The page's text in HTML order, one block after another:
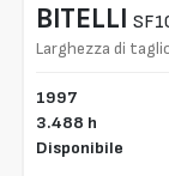
BITELLI
Larghezza di
1997
3.488 h
Disponibile